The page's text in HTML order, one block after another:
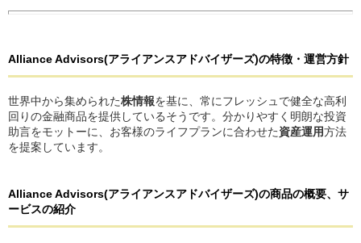
Alliance Advisors(アライアンスアドバイザーズ)の特徴・運営方針
世界中から集められた株情報を基に、常にフレッシュで健全な高利
回りの金融商品を提供しているそうです。分かりやすく明朗な投資
助言をモットーに、お客様のライフプランに合わせた資産運用方法
を提案しています。
Alliance Advisors(アライアンスアドバイザーズ)の商品の概要、サ
ービスの紹介